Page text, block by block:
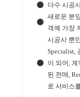
다수 시공
새로운 분
객께 가장
시공사 뿐
Specialist,
이 되어,
된 전매,
로 서비스